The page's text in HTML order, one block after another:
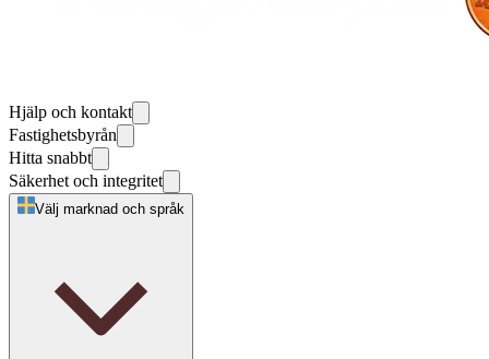
Hjälp och kontakt
Fastighetsbyrån
Hitta snabbt
Säkerhet och integritet
Välj marknad och språk